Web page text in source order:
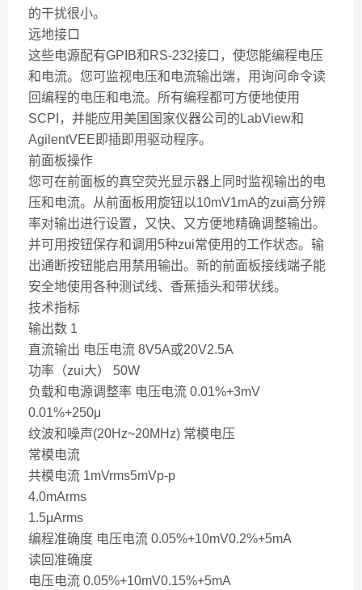
的干扰很小。
远地接口
这些电源配有GPIB和RS-232接口，使您能编程电压
和电流。您可监视电压和电流输出端，用询问命令读
回编程的电压和电流。所有编程都可方便地使用
SCPI，并能应用美国国家仪器公司的LabView和
AgilentVEE即插即用驱动程序。
前面板操作
您可在前面板的真空荧光显示器上同时监视输出的电
压和电流。从前面板用旋钮以10mV1mA的zui高分辨
率对输出进行设置，又快、又方便地精确调整输出。
并可用按钮保存和调用5种zui常使用的工作状态。输
出通断按钮能启用禁用输出。新的前面板接线端子能
安全地使用各种测试线、香蕉插头和带状线。
技术指标
输出数 1
直流输出 电压电流 8V5A或20V2.5A
功率（zui大） 50W
负载和电源调整率 电压电流 0.01%+3mV
0.01%+250μ
纹波和噪声(20Hz~20MHz) 常模电压
常模电流
共模电流 1mVrms5mVp-p
4.0mArms
1.5μArms
编程准确度 电压电流 0.05%+10mV0.2%+5mA
读回准确度
电压电流 0.05%+10mV0.15%+5mA